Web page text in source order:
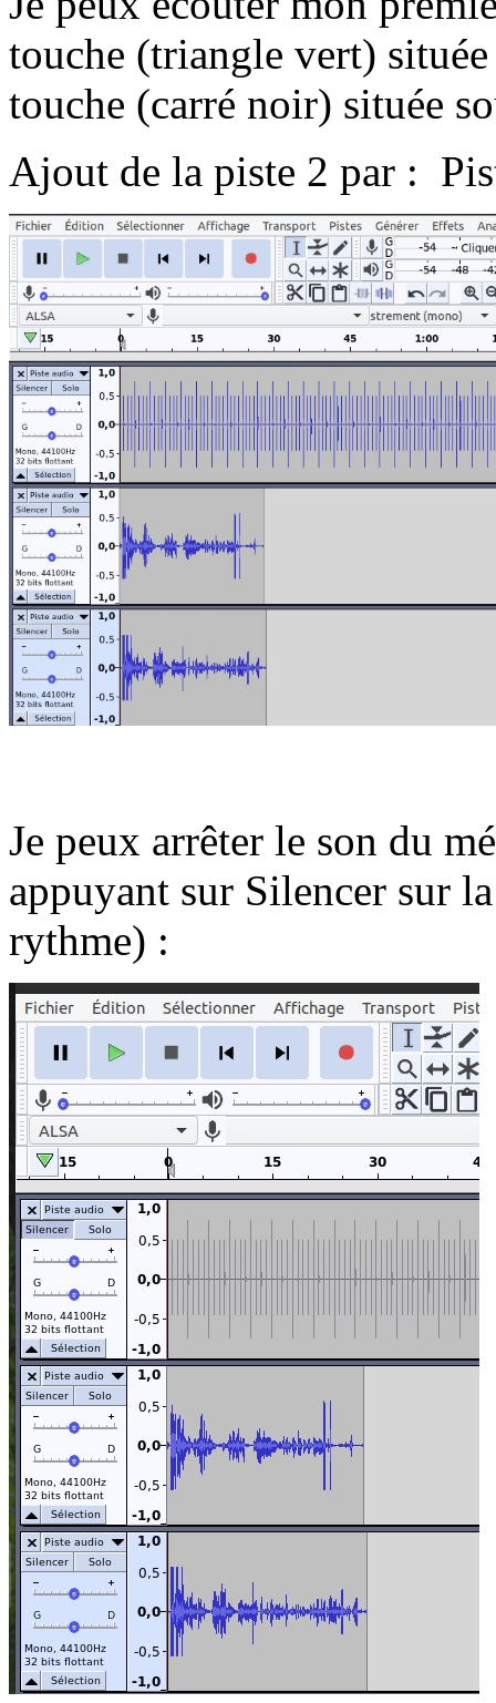
touche (triangle vert)
touche (carré noir) située
Ajout de la piste 2 par :
Je peux arrêter le son du
appuyant sur Silencer sur
rythme) :